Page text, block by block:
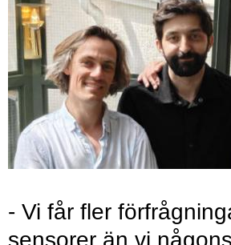
- Vi får fler